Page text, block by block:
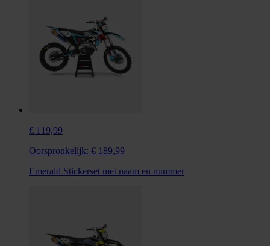
€ 119,99
Oorspronkelijk: € 189,99
Emerald Stickerset met naam en nummer